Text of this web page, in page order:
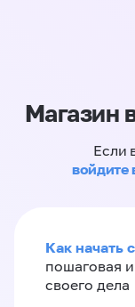
Магазин
Если
войдите
Как начать
пошаговая
своего дела